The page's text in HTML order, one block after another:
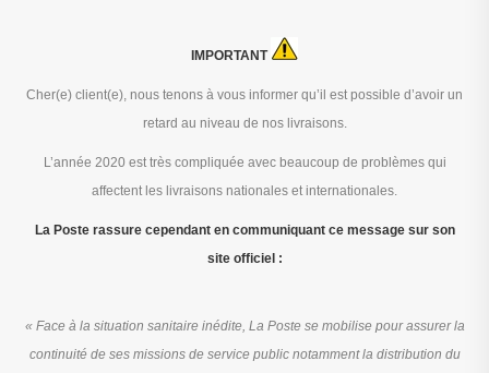
IMPORTANT
Cher(e) client(e), nous tenons à vous informer qu’il est possible d’avoir un
retard au niveau de nos livraisons.
L’année 2020 est très compliquée avec beaucoup de problèmes qui
affectent les livraisons nationales et internationales.
La Poste rassure cependant en communiquant ce message sur son
site officiel :
« Face à la situation sanitaire inédite, La Poste se mobilise pour assurer la
continuité de ses missions de service public notamment la distribution du